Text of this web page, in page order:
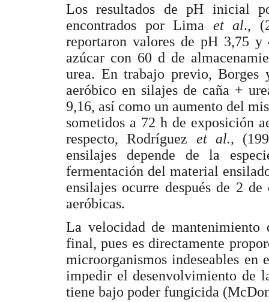
Los resultados de pH inicial
encontrados por Lima et al.,
reportaron valores de pH 3,75 y
azúcar con 60 d de
urea. En trabajo previo, Borges
aeróbico en silajes de caña +
9,16, así como un aumento del
sometidos a 72 h de exposición
respecto, Rodríguez et al.,
ensilajes depende de la
fermentación del material
ensilajes ocurre después de 2
aeróbicas.
La velocidad de
final, pues es directamente
microorganismos indeseables
impedir el desenvolvimiento de
tiene bajo poder fungicida